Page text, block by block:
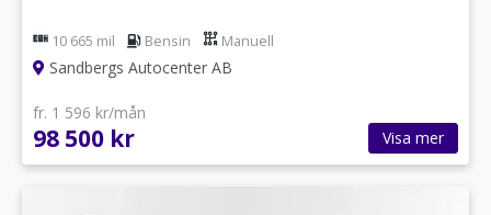
10 665 mil Bensin Manuell
Sandbergs Autocenter AB
fr. 1 596 kr/mån
98 500 kr Visa mer